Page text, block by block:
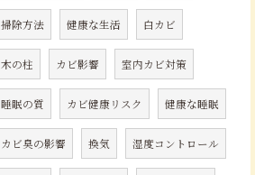
掃除方法 健康な生活 白カビ
木の柱 カビ影響 室内カビ対策
睡眠の質 カビ健康リスク 健康な睡眠
カビ臭の影響 換気 湿度コントロール